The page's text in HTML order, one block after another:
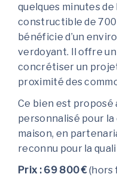
quelques minutes
constructible de
bénéficie d’un
verdoyant. Il offre
concrétiser un
proximité des
Ce bien est proposé
personnalisé pour
maison, en
reconnu pour la
Prix : 69 800 €(hors